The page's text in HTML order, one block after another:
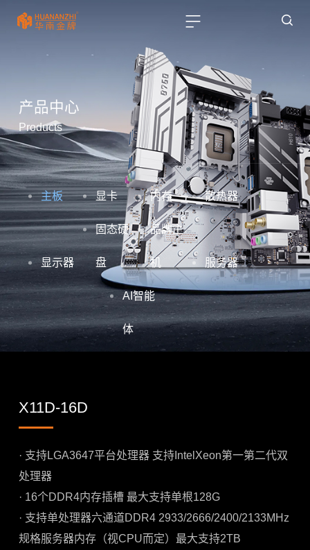
产品中心
Products
主板 显卡 内存 散热器
显示器
固态硬
盘
品牌主
机 服务器
AI智能
体
X11D-16D
· 支持LGA3647平台处理器 支持IntelXeon第一第二代双
处理器
· 16个DDR4内存插槽 最大支持单根128G
· 支持单处理器六通道DDR4 2933/2666/2400/2133MHz
规格服务器内存（视CPU而定）最大支持2TB